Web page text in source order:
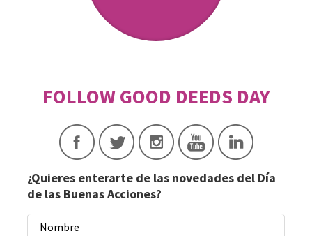
¿Quieres enterarte de las novedades del Día
de las Buenas Acciones?